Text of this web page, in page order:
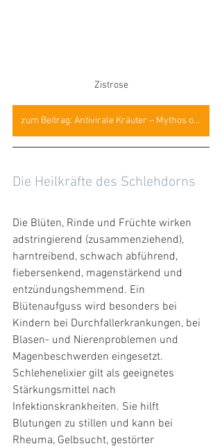
Zistrose
zum Beitrag: Antivirale Kräuter – Mythos oder Wahrheit?
Die Heilkräfte des Schlehdorns
Die Blüten, Rinde und Früchte wirken
adstringierend (zusammenziehend),
harntreibend, schwach abführend,
fiebersenkend, magenstärkend und
entzündungshemmend. Ein
Blütenaufguss wird besonders bei
Kindern bei Durchfallerkrankungen, bei
Blasen- und Nierenproblemen und
Magenbeschwerden eingesetzt.
Schlehenelixier gilt als geeignetes
Stärkungsmittel nach
Infektionskrankheiten. Sie hilft
Blutungen zu stillen und kann bei
Rheuma, Gelbsucht, gestörter